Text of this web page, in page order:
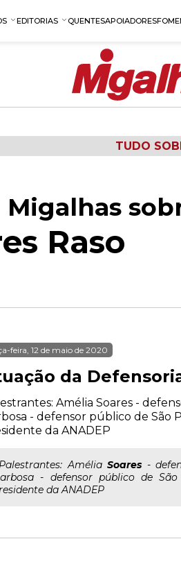
EDITORIAS QUENTESAPOIADORES
TUDO
Raso
feira, 12 de maio de 2020
da
Amélia Soares -
- defensor público de São
da ANADEP
AméliaSoares -
- defensor público de
da ANADEP